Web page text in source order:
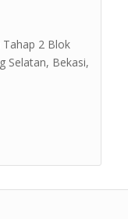
Tahap 2 Blok
Selatan, Bekasi,